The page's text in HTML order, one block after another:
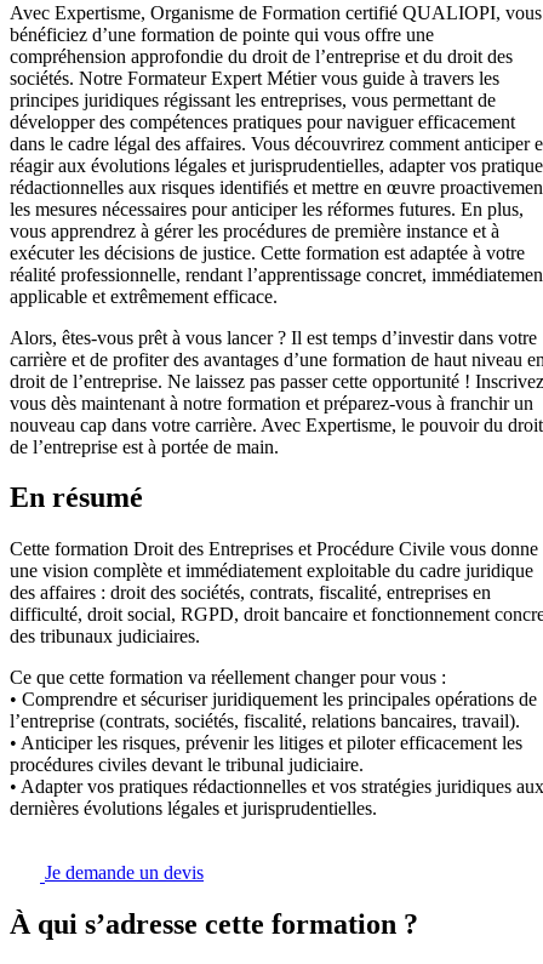
Avec Expertisme, Organisme de Formation certifié QUALIOPI, vous
bénéficiez d’une formation de pointe qui vous offre une
compréhension approfondie du droit de l’entreprise et du droit des
sociétés. Notre Formateur Expert Métier vous guide à travers les
principes juridiques régissant les entreprises, vous permettant de
développer des compétences pratiques pour naviguer efficacement
dans le cadre légal des affaires. Vous découvrirez comment anticiper
réagir aux évolutions légales et jurisprudentielles, adapter vos
rédactionnelles aux risques identifiés et mettre en œuvre
les mesures nécessaires pour anticiper les réformes futures. En plus,
vous apprendrez à gérer les procédures de première instance et à
exécuter les décisions de justice. Cette formation est adaptée à votre
réalité professionnelle, rendant l’apprentissage concret,
applicable et extrêmement efficace.
Alors, êtes-vous prêt à vous lancer ? Il est temps d’investir dans votre
carrière et de profiter des avantages d’une formation de haut niveau
droit de l’entreprise. Ne laissez pas passer cette opportunité !
vous dès maintenant à notre formation et préparez-vous à franchir un
nouveau cap dans votre carrière. Avec Expertisme, le pouvoir du droit
de l’entreprise est à portée de main.
En résumé
Cette formation Droit des Entreprises et Procédure Civile vous donne
une vision complète et immédiatement exploitable du cadre juridique
des affaires : droit des sociétés, contrats, fiscalité, entreprises en
difficulté, droit social, RGPD, droit bancaire et fonctionnement
des tribunaux judiciaires.
Ce que cette formation va réellement changer pour vous :
• Comprendre et sécuriser juridiquement les principales opérations de
l’entreprise (contrats, sociétés, fiscalité, relations bancaires, travail).
• Anticiper les risques, prévenir les litiges et piloter efficacement les
procédures civiles devant le tribunal judiciaire.
• Adapter vos pratiques rédactionnelles et vos stratégies juridiques aux
dernières évolutions légales et jurisprudentielles.
Je demande un devis
À qui s’adresse cette formation ?